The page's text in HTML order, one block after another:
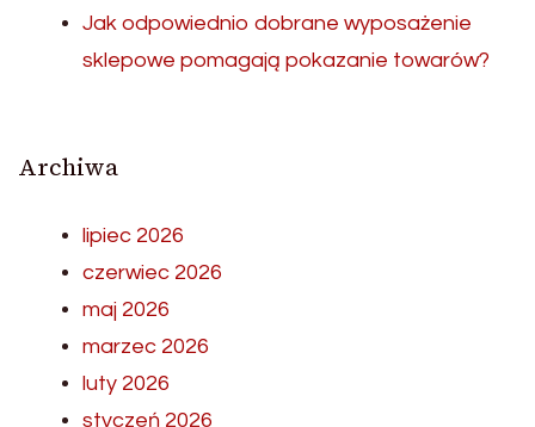
Jak odpowiednio dobrane wyposażenie
sklepowe pomagają pokazanie towarów?
Archiwa
lipiec 2026
czerwiec 2026
maj 2026
marzec 2026
luty 2026
styczeń 2026